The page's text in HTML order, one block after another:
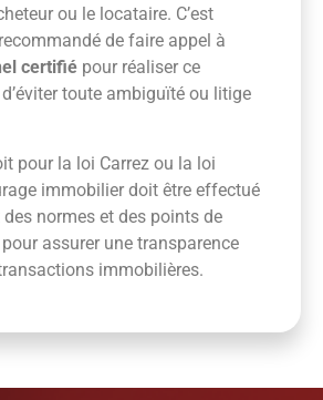
ou le locataire. C’est
de faire appel à
certifié pour réaliser ce
toute ambiguïté ou litige
pour la loi Carrez ou la loi
immobilier doit être effectué
normes et des points de
assurer une transparence
immobilières.